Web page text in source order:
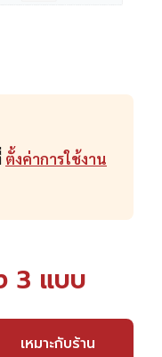
ตั้งค่าการใช้งาน
3 แบบ
เหมาะกับร้าน